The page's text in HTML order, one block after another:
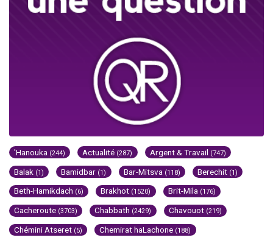
'Hanouka (244) Actualité (287) Argent & Travail (747)
Balak (1) Bamidbar (1) Bar-Mitsva (118) Berechit (1)
Beth-Hamikdach (6) Brakhot (1520) Brit-Mila (176)
Cacheroute (3703) Chabbath (2429) Chavouot (219)
Chémini Atseret (5) Chemirat haLachone (188)